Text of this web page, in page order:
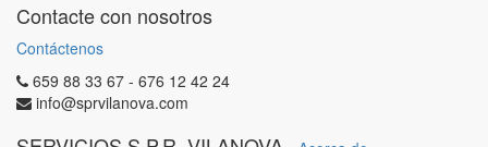
Contacte con nosotros
Contáctenos
659 88 33 67 - 676 12 42 24
info@sprvilanova.com